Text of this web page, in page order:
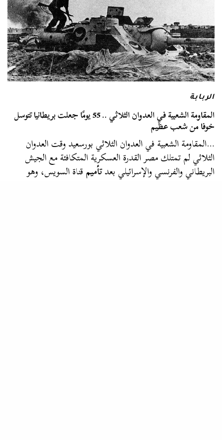
الربابة
المقاومة الشعبية في العدوان الثلاثي .. 55 يومًا جعلت بريطانيا تتوسل
خوفا من شعب عظيم
…المقاومة الشعبية في العدوان الثلاثي بورسعيد وقت العدوان
الثلاثي لم تمتلك مصر القدرة العسكرية المتكافئة مع الجيش
البريطاني والفرنسي والإسرائيلي بعدتأميمقناة السويس، وهو
الخلل الذي كانت بريطانيا تعتبره…